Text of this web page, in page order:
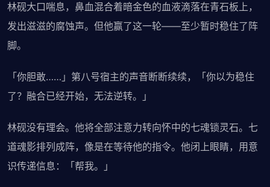
林砚大口喘息，鼻血混合着暗金色的血液滴落在青石板上，
发出滋滋的腐蚀声。但他赢了这一轮——至少暂时稳住了阵
脚。
「你胆敢……」第八号宿主的声音断断续续，「你以为稳住
了？融合已经开始，无法逆转。」
林砚没有理会。他将全部注意力转向怀中的七魂锁灵石。七
道魂影排列成阵，像是在等待他的指令。他闭上眼睛，用意
识传递信息：「帮我。」